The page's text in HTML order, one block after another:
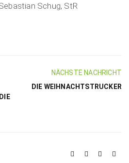
Schug, StR
NÄCHSTE NACHRICHT
DIE WEIHNACHTSTRUCKER